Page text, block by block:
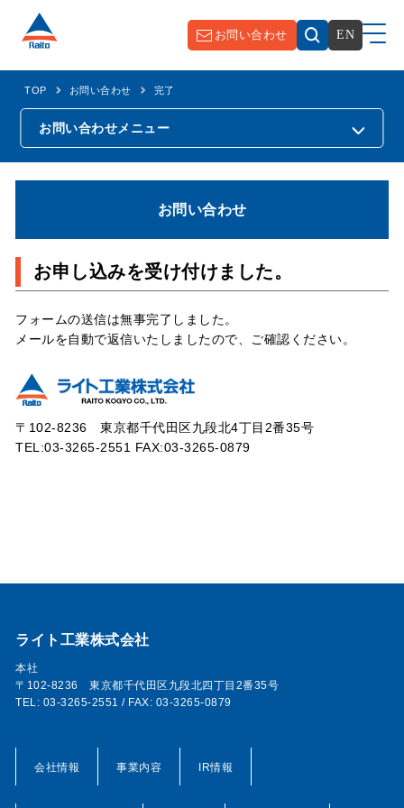
お問い合わせ EN
TOP お問い合わせ 完了
お問い合わせメニュー
お問い合わせ
お申し込みを受け付けました。
フォームの送信は無事完了しました。
メールを自動で返信いたしましたので、ご確認ください。
〒102-8236 東京都千代田区九段北4丁目2番35号
TEL:03-3265-2551 FAX:03-3265-0879
ライト工業株式会社
本社
〒102-8236 東京都千代田区九段北四丁目2番35号
TEL: 03-3265-2551 / FAX: 03-3265-0879
会社情報 事業内容 IR情報